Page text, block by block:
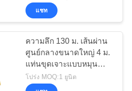
25
สำหรับการเจาะขนาดเล็ก
แชท
ความลึก 130 ม. เส้นผ่าน
ศูนย์กลางขนาดใหญ่ 4 ม.
แท่นขุดเจาะแบบหมุน
สำหรับงานก่อสร้าง
TR500D ติดตั้งบนฐาน
โปร่ง MOQ:1 ยูนิต